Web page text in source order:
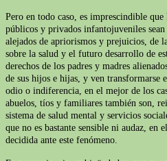
Pero en todo caso, es imprescindible
públicos y privados infantojuveniles
alejados de apriorismos y prejuicios, de
sobre la salud y el futuro desarrollo de
derechos de los padres y madres
de sus hijos e hijas, y ven transformarse
odio o indiferencia, en el mejor de los
abuelos, tíos y familiares también son,
sistema de salud mental y servicios
que no es bastante sensible ni audaz, en
decidida ante este fenómeno.